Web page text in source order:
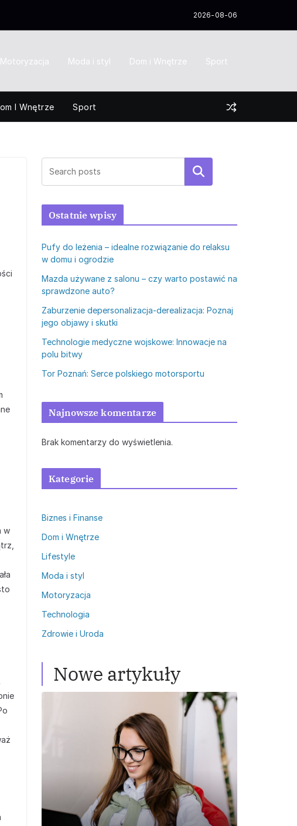
2026-08-06
Motoryzacja Moda i styl Dom i Wnętrze Sport
I Wnętrze Sport
w
Szukaj
Ostatnie wpisy
Pufy do leżenia – idealne rozwiązanie do relaksu
w domu i ogrodzie
Mazda używane z salonu – czy warto postawić na
sprawdzone auto?
Zaburzenie depersonalizacja-derealizacja: Poznaj
jego objawy i skutki
Technologie medyczne wojskowe: Innowacje na
polu bitwy
Tor Poznań: Serce polskiego motorsportu
Najnowsze komentarze
Brak komentarzy do wyświetlenia.
Kategorie
Biznes i Finanse
Dom i Wnętrze
Lifestyle
Moda i styl
Motoryzacja
Technologia
Zdrowie i Uroda
Nowe artykuły